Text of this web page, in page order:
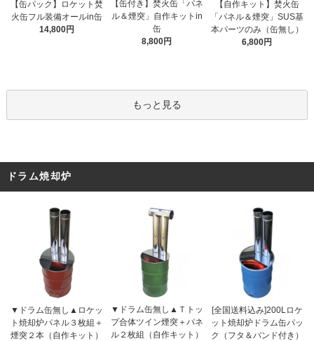
【缶パック】ロケット焚
火缶フル装備オールin缶
14,800円
【缶付き】焚火缶「パネ
ル＆煙突」自作キットin
缶
8,800円
【自作キット】焚火缶
「パネル＆煙突」SUS基
本パーツのみ（缶無し）
6,800円
もっと見る
ドラム焼却炉
▼ドラム缶無し▲ロケッ
ト焼却炉パネル３枚組＋
煙突２本（自作キット）
▼ドラム缶無し▲Ｔトッ
プ合体ツイン煙突＋パネ
ル２枚組（自作キット）
[全国送料込み]200Lロケ
ット焼却炉ドラム缶パッ
ク（フタ＆バンド付き）